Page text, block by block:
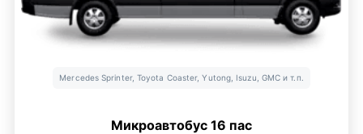
Mercedes Sprinter, Toyota Coaster, Yutong, Isuzu, GMC и т.п.
Микроавтобус 16 пас